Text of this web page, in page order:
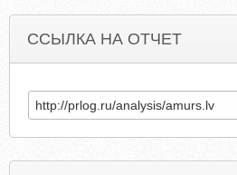
ССЫЛКА НА ОТЧЕТ